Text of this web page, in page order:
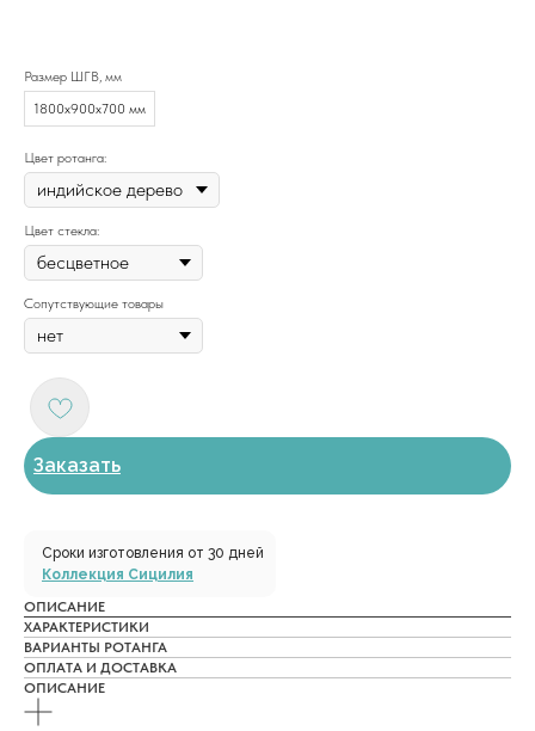
Размер ШГВ, мм
1800х900х700 мм
Цвет ротанга:
Цвет стекла:
Сопутствующие товары
Заказать
Сроки изготовления от 30 дней
Коллекция Сицилия
ОПИСАНИЕ
ХАРАКТЕРИСТИКИ
ВАРИАНТЫ РОТАНГА
ОПЛАТА И ДОСТАВКА
ОПИСАНИЕ